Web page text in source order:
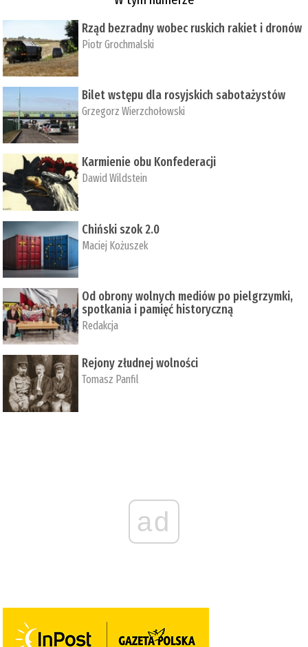
Rząd bezradny wobec ruskich rakiet i dronów
Piotr Grochmalski
Bilet wstępu dla rosyjskich sabotażystów
Grzegorz Wierzchołowski
Karmienie obu Konfederacji
Dawid Wildstein
Chiński szok 2.0
Maciej Kożuszek
Od obrony wolnych mediów po pielgrzymki,
spotkania i pamięć historyczną
Redakcja
Rejony złudnej wolności
Tomasz Panfil
ad